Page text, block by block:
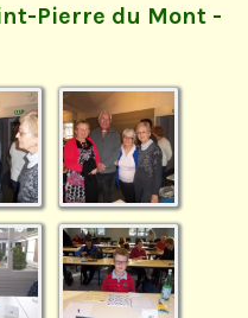
Pierre du Mont -